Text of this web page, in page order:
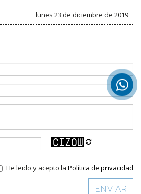
lunes 23 de diciembre de 2019
He leido y acepto la Política de privacidad